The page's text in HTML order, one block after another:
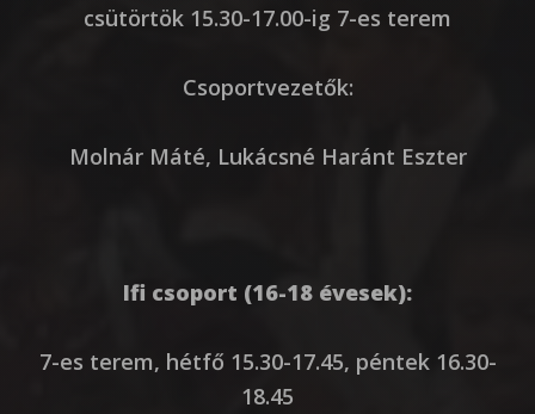
csütörtök 15.30-17.00-ig 7-es terem
Csoportvezetők:
Molnár Máté, Lukácsné Haránt Eszter
Ifi csoport (16-18 évesek):
7-es terem, hétfő 15.30-17.45, péntek 16.30-
18.45